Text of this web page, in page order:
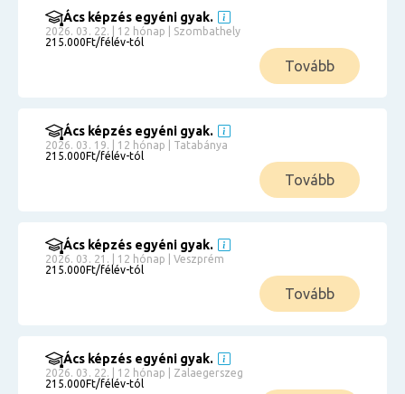
Ács képzés egyéni gyak.
2026. 03. 22. | 12 hónap | Szombathely
215.000Ft/félév-tól
Tovább
Ács képzés egyéni gyak.
2026. 03. 19. | 12 hónap | Tatabánya
215.000Ft/félév-tól
Tovább
Ács képzés egyéni gyak.
2026. 03. 21. | 12 hónap | Veszprém
215.000Ft/félév-tól
Tovább
Ács képzés egyéni gyak.
2026. 03. 22. | 12 hónap | Zalaegerszeg
215.000Ft/félév-tól